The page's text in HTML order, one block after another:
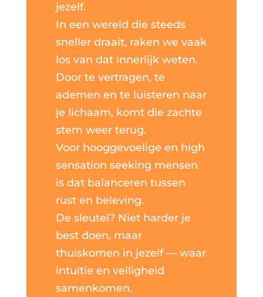
jezelf.
In een wereld die steeds
sneller draait, raken we vaak
los van dat innerlijk weten.
Door te vertragen, te
ademen en te luisteren naar
je lichaam, komt die zachte
stem weer terug.
Voor hooggevoelige en high
sensation seeking mensen
is dat balanceren tussen
rust en beleving.
De sleutel? Niet harder je
best doen, maar
thuiskomen in jezelf — waar
intuïtie en veiligheid
samenkomen.